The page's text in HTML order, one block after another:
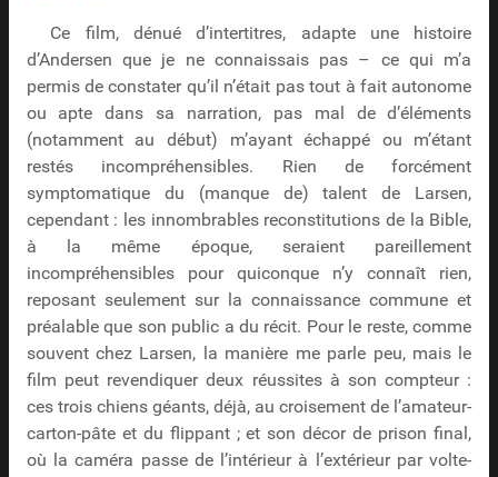
Ce film, dénué d’intertitres, adapte une histoire
d’Andersen que je ne connaissais pas – ce qui m’a
permis de constater qu’il n’était pas tout à fait autonome
ou apte dans sa narration, pas mal de d’éléments
(notamment au début) m’ayant échappé ou m’étant
restés incompréhensibles. Rien de forcément
symptomatique du (manque de) talent de Larsen,
cependant : les innombrables reconstitutions de la Bible,
à la même époque, seraient pareillement
incompréhensibles pour quiconque n’y connaît rien,
reposant seulement sur la connaissance commune et
préalable que son public a du récit. Pour le reste, comme
souvent chez Larsen, la manière me parle peu, mais le
film peut revendiquer deux réussites à son compteur :
ces trois chiens géants, déjà, au croisement de l’amateur-
carton-pâte et du flippant ; et son décor de prison final,
où la caméra passe de l’intérieur à l’extérieur par volte-